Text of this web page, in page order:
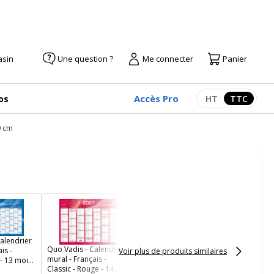
Une question ? Me connecter Panier
Accès Pro Afficher les
HT TTC
cm
-
13 mois
Quo Vadis - Calendrier
mural - Français -
Classic - Rouge - 14
Voir plus de produits similaires